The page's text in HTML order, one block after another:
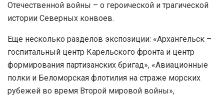
Отечественной войны – о героической и трагической
истории Северных конвоев.
Еще несколько разделов экспозиции: «Архангельск –
госпитальный центр Карельского фронта и центр
формирования партизанских бригад», «Авиационные
полки и Беломорская флотилия на страже морских
рубежей во время Второй мировой войны»,